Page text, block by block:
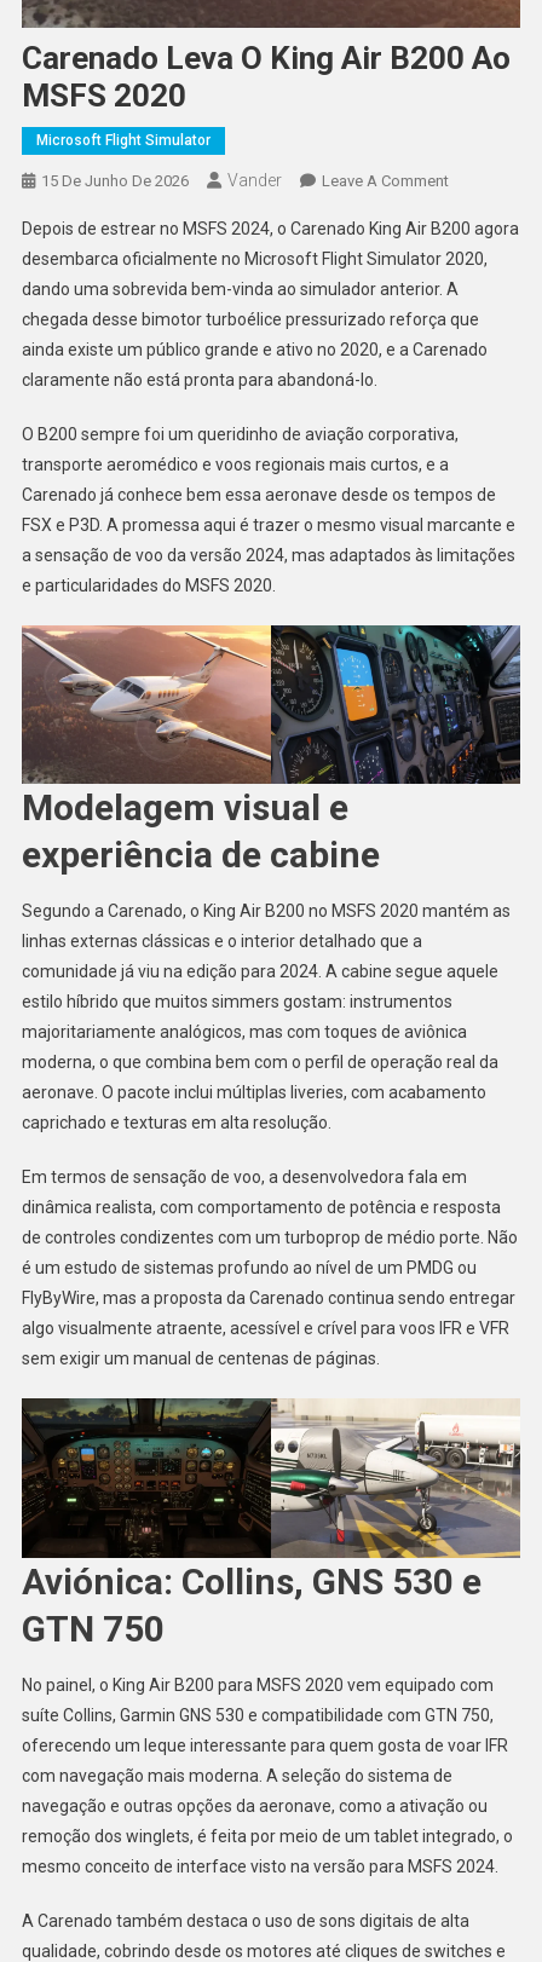
Carenado Leva O King Air B200 Ao
MSFS 2020
Microsoft Flight Simulator
15 De Junho De 2026 Vander Leave A CommentOn
Leva
O
King
Air
B200
2020
Depois de estrear no MSFS 2024, o Carenado King Air B200 agora
desembarca oficialmente no Microsoft Flight Simulator 2020,
dando uma sobrevida bem-vinda ao simulador anterior. A
chegada desse bimotor turboélice pressurizado reforça que
ainda existe um público grande e ativo no 2020, e a Carenado
claramente não está pronta para abandoná-lo.
O B200 sempre foi um queridinho de aviação corporativa,
transporte aeromédico e voos regionais mais curtos, e a
Carenado já conhece bem essa aeronave desde os tempos de
FSX e P3D. A promessa aqui é trazer o mesmo visual marcante e
a sensação de voo da versão 2024, mas adaptados às limitações
e particularidades do MSFS 2020.
Modelagem visual e
experiência de cabine
Segundo a Carenado, o King Air B200 no MSFS 2020 mantém as
linhas externas clássicas e o interior detalhado que a
comunidade já viu na edição para 2024. A cabine segue aquele
estilo híbrido que muitos simmers gostam: instrumentos
majoritariamente analógicos, mas com toques de aviônica
moderna, o que combina bem com o perfil de operação real da
aeronave. O pacote inclui múltiplas liveries, com acabamento
caprichado e texturas em alta resolução.
Em termos de sensação de voo, a desenvolvedora fala em
dinâmica realista, com comportamento de potência e resposta
de controles condizentes com um turboprop de médio porte. Não
é um estudo de sistemas profundo ao nível de um PMDG ou
FlyByWire, mas a proposta da Carenado continua sendo entregar
algo visualmente atraente, acessível e crível para voos IFR e VFR
sem exigir um manual de centenas de páginas.
Aviónica: Collins, GNS 530 e
GTN 750
No painel, o King Air B200 para MSFS 2020 vem equipado com
suíte Collins, Garmin GNS 530 e compatibilidade com GTN 750,
oferecendo um leque interessante para quem gosta de voar IFR
com navegação mais moderna. A seleção do sistema de
navegação e outras opções da aeronave, como a ativação ou
remoção dos winglets, é feita por meio de um tablet integrado, o
mesmo conceito de interface visto na versão para MSFS 2024.
A Carenado também destaca o uso de sons digitais de alta
qualidade, cobrindo desde os motores até cliques de switches e